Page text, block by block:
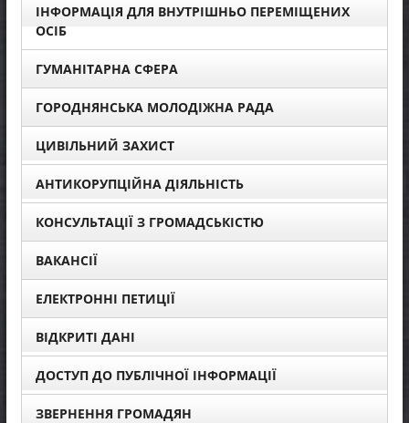
ІНФОРМАЦІЯ ДЛЯ ВНУТРІШНЬО ПЕРЕМІЩЕНИХ
ОСІБ
ГУМАНІТАРНА СФЕРА
ГОРОДНЯНСЬКА МОЛОДІЖНА РАДА
ЦИВІЛЬНИЙ ЗАХИСТ
АНТИКОРУПЦІЙНА ДІЯЛЬНІСТЬ
КОНСУЛЬТАЦІЇ З ГРОМАДСЬКІСТЮ
ВАКАНСІЇ
ЕЛЕКТРОННІ ПЕТИЦІЇ
ВІДКРИТІ ДАНІ
ДОСТУП ДО ПУБЛІЧНОЇ ІНФОРМАЦІЇ
ЗВЕРНЕННЯ ГРОМАДЯН